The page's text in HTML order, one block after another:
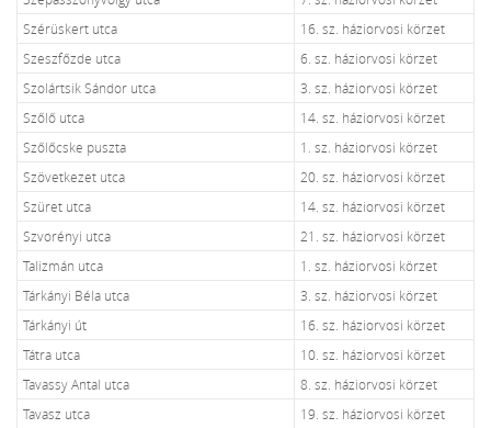
Szérüskert utca
16. sz. háziorvosi körzet
Szeszfőzde utca
6. sz. háziorvosi körzet
Szolártsik Sándor utca
3. sz. háziorvosi körzet
Szőlő utca
14. sz. háziorvosi körzet
Szőlőcske puszta
1. sz. háziorvosi körzet
Szövetkezet utca
20. sz. háziorvosi körzet
Szüret utca
14. sz. háziorvosi körzet
Szvorényi utca
21. sz. háziorvosi körzet
Talizmán utca
1. sz. háziorvosi körzet
Tárkányi Béla utca
3. sz. háziorvosi körzet
Tárkányi út
16. sz. háziorvosi körzet
Tátra utca
10. sz. háziorvosi körzet
Tavassy Antal utca
8. sz. háziorvosi körzet
Tavasz utca
19. sz. háziorvosi körzet